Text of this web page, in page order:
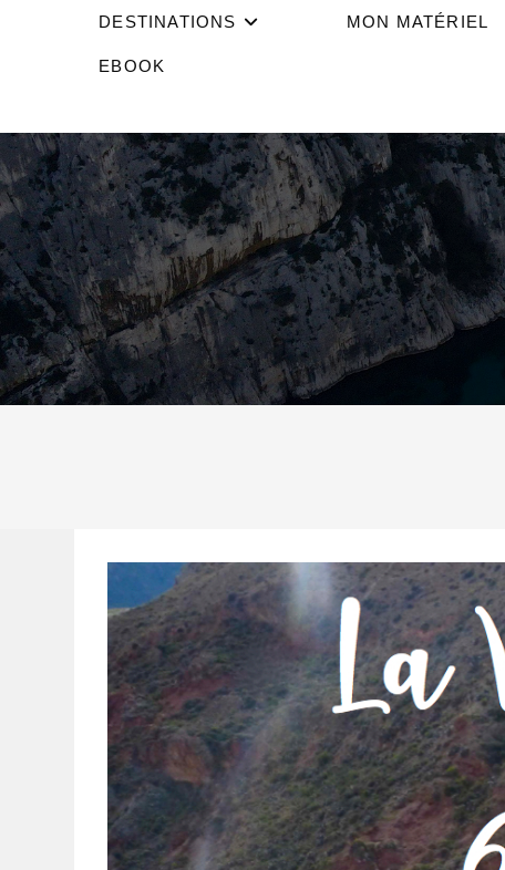
DESTINATIONS MON MATÉRIEL
EBOOK